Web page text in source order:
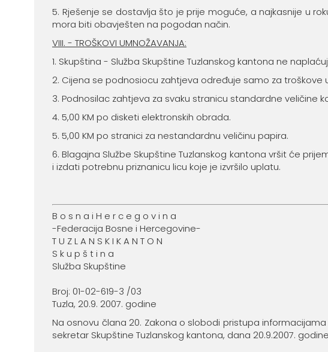
5. Rješenje se dostavlja što je prije moguće, a najkasnije u
mora biti obavješten na pogodan način.
VIII. - TROŠKOVI UMNOŽAVANJA:
1. Skupština - Služba Skupštine Tuzlanskog kantona ne
2. Cijena se podnosiocu zahtjeva određuje samo za
3. Podnosilac zahtjeva za svaku stranicu standardne veličine
4. 5,00 KM po disketi elektronskih obrada.
5. 5,00 KM po stranici za nestandardnu veličinu papira.
6. Blagajna Službe Skupštine Tuzlanskog kantona vršit će
i izdati potrebnu priznanicu licu koje je izvršilo uplatu.
B o s n a i H e r c e g o v i n a
-Federacija Bosne i Hercegovine-
T U Z L A N S K I K A N T O N
S k u p š t i n a
Služba Skupštine
Broj: 01-02-619-3 /03
Tuzla, 20.9. 2007. godine
Na osnovu člana 20. Zakona o slobodi pristupa
sekretar Skupštine Tuzlanskog kantona, dana 20.9.2007.